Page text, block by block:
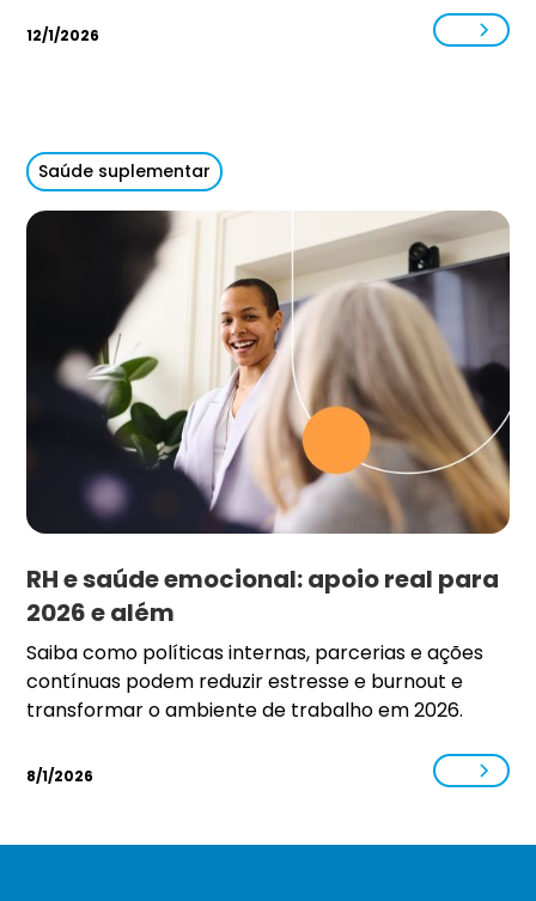
12/1/2026
Saúde suplementar
RH e saúde emocional: apoio real para
2026 e além
Saiba como políticas internas, parcerias e ações
contínuas podem reduzir estresse e burnout e
transformar o ambiente de trabalho em 2026.
8/1/2026